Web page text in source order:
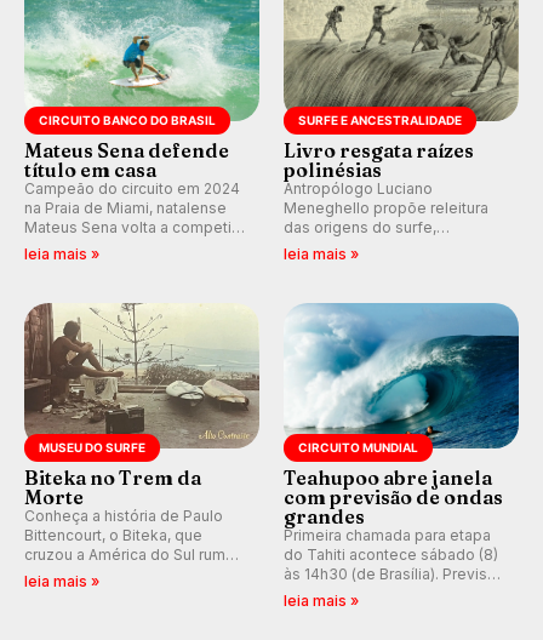
CIRCUITO BANCO DO BRASIL
Mateus Sena defende
título em casa
Campeão do circuito em 2024
na Praia de Miami, natalense
Mateus Sena volta a competir
em casa em busca de manter a
leia mais »
SURFE E ANCESTRALIDADE
Livro resgata raízes
polinésias
Antropólogo Luciano
Meneghello propõe releitura
das origens do surfe,
resgatando a cultura polinésia
prática em esporte e indústria.
leia mais »
MUSEU DO SURFE
Biteka no Trem da
Morte
Conheça a história de Paulo
Bittencourt, o Biteka, que
cruzou a América do Sul rumo
ao Pacífico em uma jornada
leia mais »
CIRCUITO MUNDIAL
Teahupoo abre janela
com previsão de ondas
grandes
Primeira chamada para etapa
do Tahiti acontece sábado (8)
às 14h30 (de Brasília). Previsão
indica swell consistente.
leia mais »